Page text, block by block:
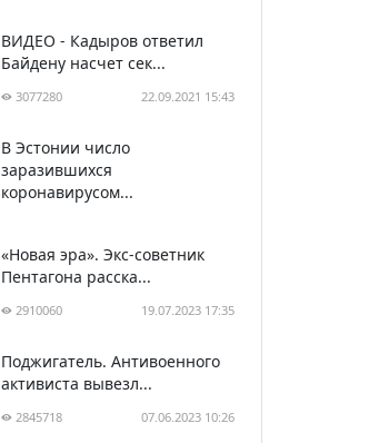
ВИДЕО - Кадыров ответил
Байдену насчет сек...
3077280 22.09.2021 15:43
В Эстонии число
заразившихся
коронавирусом...
«Новая эра». Экс-советник
Пентагона расска...
2910060 19.07.2023 17:35
Поджигатель. Антивоенного
активиста вывезл...
2845718 07.06.2023 10:26